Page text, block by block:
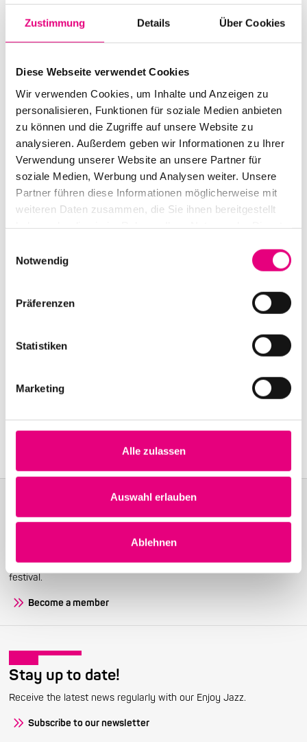
Zustimmung Details Über Cookies
Diese Webseite verwendet Cookies
Wir verwenden Cookies, um Inhalte und Anzeigen zu
personalisieren, Funktionen für soziale Medien anbieten
zu können und die Zugriffe auf unsere Website zu
analysieren. Außerdem geben wir Informationen zu Ihrer
Verwendung unserer Website an unsere Partner für
soziale Medien, Werbung und Analysen weiter. Unsere
Partner führen diese Informationen möglicherweise mit
weiteren Daten zusammen, die Sie ihnen bereitgestellt
Notwendig
Präferenzen
Statistiken
Marketing
Alle zulassen
Auswahl erlauben
Ablehnen
Jonathan Pinson: dr | Kamasi Washington: ts
Jumaane Smith: tp
Keith Brown: p, keys
Jonathan Pinson: dr
Advance ticket price: €20
Box office: €25
Nationality: USA, USA
Old Fire Station Mannheim: Brückenstraße2,
Mannheim
Join the Enjoy Jazz and receive exclusive information about the
festival.
Become a member
Stay up to date!
Receive the latest news regularly with our Enjoy Jazz.
Subscribe to our newsletter